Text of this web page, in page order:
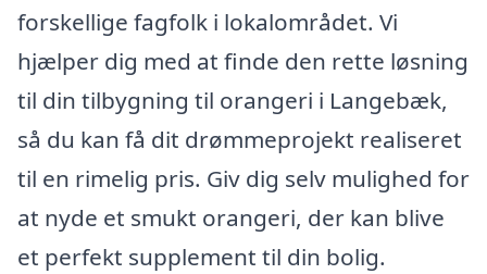
forskellige fagfolk i lokalområdet. Vi
hjælper dig med at finde den rette løsning
til din tilbygning til orangeri i Langebæk,
så du kan få dit drømmeprojekt realiseret
til en rimelig pris. Giv dig selv mulighed for
at nyde et smukt orangeri, der kan blive
et perfekt supplement til din bolig.